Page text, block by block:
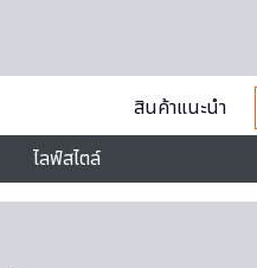
สินค้าแนะนำ
ไลฟ์สไตล์